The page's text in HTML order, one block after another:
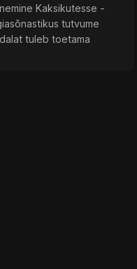
Kaksikutesse -
tutvume
tuleb toetama